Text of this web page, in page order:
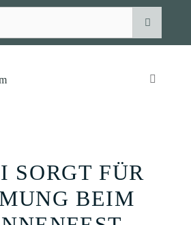
SORGT FÜR
BEIM